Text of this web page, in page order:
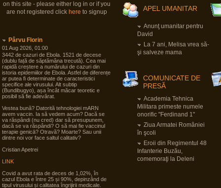
on this site - please either log in or if you
are not registered click here to signup
Pârvu Florin
01 Aug 2026, 01:00
3442 de cazuri de Ebola. 1521 de decese
(dublu față de săptămâna trecută). Cea mai
rapidă creștere a numărului de cazuri din
istoria epidemiilor de Ebola. Astfel de diferențe
ar putea fi determinate de caracteristici
specifice ale virusului. Alt subtip
(Bundibugyo), așa încât măcar teoretic e
posibil să fie adevărat.
Vestea bună? Datorită tehnologiei mARN
avem vaccin. Ia să vedem acum? Dacă se
va răspândi (nu cred) dar să presupunem,
dacă se va răspândi? O să mai fie vaccinul
terapie genicā? Otravă? Moarte? Sau unii
dintre noi vor face saltul calitativ?
Cristian Apetrei
LINK
Covid a avut rata de deces de 1,02%, în
cazul Ebola e între 25 și 90%, depinzând de
tipul virusului și calitatea îngrijirii medicale.
APEL UMANITAR
Anunţ umanitar pentru
David
La 7 ani, Melisa vrea să-
şi salveze mama
COMUNICATE DE
PRESĂ
Academia Tehnica
Militara primeste numele
onorific "Ferdinand 1"
Ziua Armatei României
în şcoli
Eroii din Regimentul 48
Infanterie Buzău,
comemoraţi la Deleni